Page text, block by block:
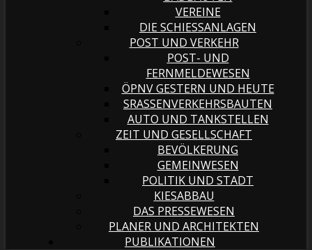
VEREINE
DIE SCHIESSANLAGEN
POST UND VERKEHR
POST- UND
FERNMELDEWESEN
ÖPNV GESTERN UND HEUTE
SRASSENVERKEHRSBAUTEN
AUTO UND TANKSTELLEN
ZEIT UND GESELLSCHAFT
BEVÖLKERUNG
GEMEINWESEN
POLITIK UND STADT
KIESABBAU
DAS PRESSEWESEN
PLANER UND ARCHITEKTEN
PUBLIKATIONEN